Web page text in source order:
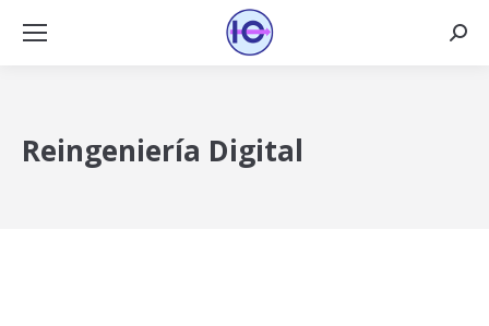
Reingeniería Digital